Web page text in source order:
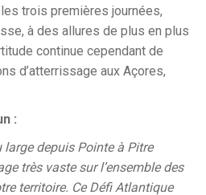
les trois premières journées,
à des allures de plus en plus
continue cependant de
d’atterrissage aux Açores,
:
large depuis Pointe à Pitre
très vaste sur l’ensemble des
territoire. Ce Défi Atlantique